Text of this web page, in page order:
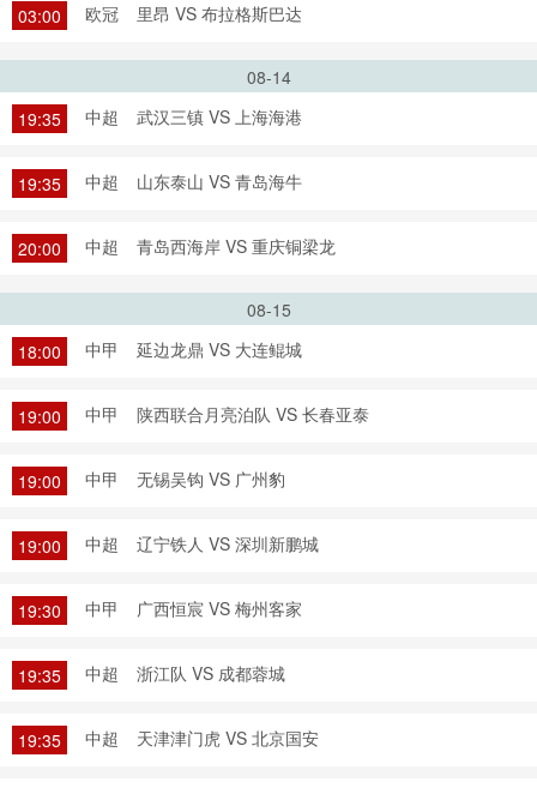
03:00 欧冠 里昂 VS 布拉格斯巴达
08-14
19:35
中超 武汉三镇 VS 上海海港
19:35 中超 山东泰山 VS 青岛海牛
20:00 中超 青岛西海岸 VS 重庆铜梁龙
08-15
18:00
中甲 延边龙鼎 VS 大连鲲城
19:00 中甲 陕西联合月亮泊队 VS 长春亚泰
19:00 中甲 无锡吴钩 VS 广州豹
19:00 中超 辽宁铁人 VS 深圳新鹏城
19:30 中甲 广西恒宸 VS 梅州客家
19:35 中超 浙江队 VS 成都蓉城
19:35 中超 天津津门虎 VS 北京国安